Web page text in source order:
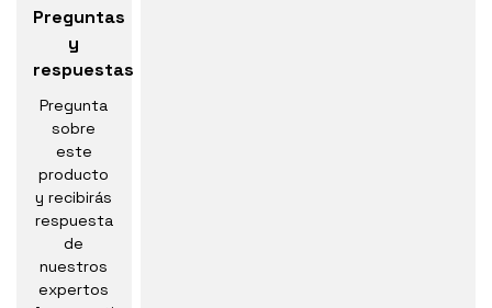
Preguntas
y
respuestas
Pregunta
sobre
este
producto
y recibirás
respuesta
de
nuestros
expertos